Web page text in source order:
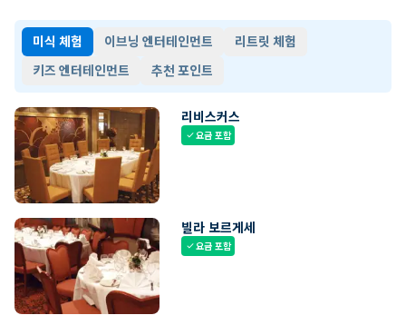
미식 체험 이브닝 엔터테인먼트
리트릿 체험
키즈 엔터테인먼트
추천 포인트
리비스커스
check요금 포함
빌라 보르게세
check요금 포함